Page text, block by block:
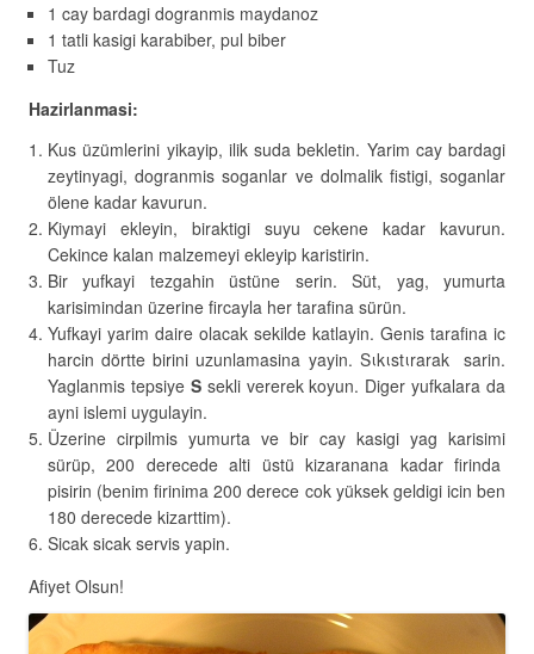
1 cay bardagi dogranmis maydanoz
1 tatli kasigi karabiber, pul biber
Tuz
Hazirlanmasi:
Kus üzümlerini yikayip, ilik suda bekletin. Yarim cay bardagi
zeytinyagi, dogranmis soganlar ve dolmalik fistigi, soganlar
ölene kadar kavurun.
Kiymayi ekleyin, biraktigi suyu cekene kadar kavurun.
Cekince kalan malzemeyi ekleyip karistirin.
Bir yufkayi tezgahin üstüne serin. Süt, yag, yumurta
karisimindan üzerine fircayla her tarafina sürün.
Yufkayi yarim daire olacak sekilde katlayin. Genis tarafina ic
harcin dörtte birini uzunlamasina yayin. Sιkιstιrarak sarin.
Yaglanmis tepsiye Ssekli vererek koyun. Diger yufkalara da
ayni islemi uygulayin.
Üzerine cirpilmis yumurta ve bir cay kasigi yag karisimi
sürüp, 200 derecede alti üstü kizaranana kadar firinda
pisirin (benim firinima 200 derece cok yüksek geldigi icin ben
180 derecede kizarttim).
Sicak sicak servis yapin.
Afiyet Olsun!